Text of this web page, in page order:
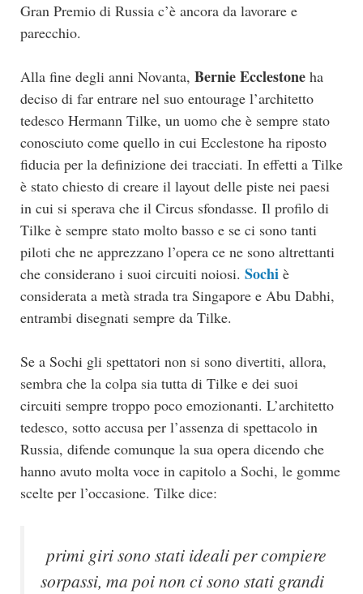
Gran Premio di Russia c’è ancora da lavorare e
parecchio.
Alla fine degli anni Novanta, Bernie Ecclestone ha
deciso di far entrare nel suo entourage l’architetto
tedesco Hermann Tilke, un uomo che è sempre stato
conosciuto come quello in cui Ecclestone ha riposto
fiducia per la definizione dei tracciati. In effetti a Tilke
è stato chiesto di creare il layout delle piste nei paesi
in cui si sperava che il Circus sfondasse. Il profilo di
Tilke è sempre stato molto basso e se ci sono tanti
piloti che ne apprezzano l’opera ce ne sono altrettanti
che considerano i suoi circuiti noiosi. Sochi è
considerata a metà strada tra Singapore e Abu Dabhi,
entrambi disegnati sempre da Tilke.
Se a Sochi gli spettatori non si sono divertiti, allora,
sembra che la colpa sia tutta di Tilke e dei suoi
circuiti sempre troppo poco emozionanti. L’architetto
tedesco, sotto accusa per l’assenza di spettacolo in
Russia, difende comunque la sua opera dicendo che
hanno avuto molta voce in capitolo a Sochi, le gomme
scelte per l’occasione. Tilke dice:
primi giri sono stati ideali per compiere
sorpassi, ma poi non ci sono stati grandi